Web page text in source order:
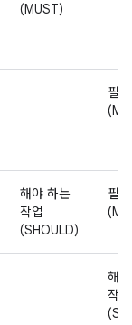
(MUST)
필수
해야 하는
작업
(SHOULD)
필수
해
작업